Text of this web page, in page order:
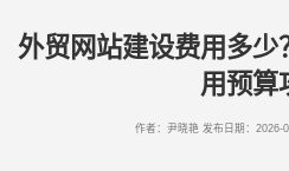
外贸网站建设费用多少
用预算
作者：尹晓艳 发布日期：